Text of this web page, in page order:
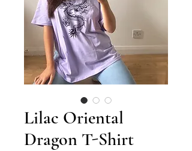
Lilac Oriental
Dragon T-Shirt